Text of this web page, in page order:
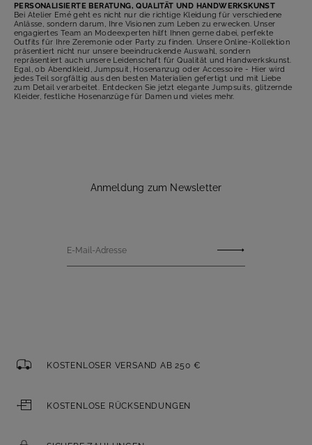
PERSONALISIERTE BERATUNG, QUALITÄT UND HANDWERKSKUNST
Bei Atelier Emé geht es nicht nur die richtige Kleidung für verschiedene
Anlässe, sondern darum, Ihre Visionen zum Leben zu erwecken. Unser
engagiertes Team an Modeexperten hilft Ihnen gerne dabei, perfekte
Outfits für Ihre Zeremonie oder Party zu finden. Unsere Online-Kollektion
präsentiert nicht nur unsere beeindruckende Auswahl, sondern
repräsentiert auch unsere Leidenschaft für Qualität und Handwerkskunst.
Egal, ob Abendkleid, Jumpsuit, Hosenanzug oder Accessoire - Hier wird
jedes Teil sorgfältig aus den besten Materialien gefertigt und mit Liebe
zum Detail verarbeitet. Entdecken Sie jetzt elegante Jumpsuits, glitzernde
Kleider, festliche Hosenanzüge für Damen und vieles mehr.
Anmeldung zum Newsletter
E-Mail-Adresse
KOSTENLOSER VERSAND AB 250 €
KOSTENLOSE RÜCKSENDUNGEN